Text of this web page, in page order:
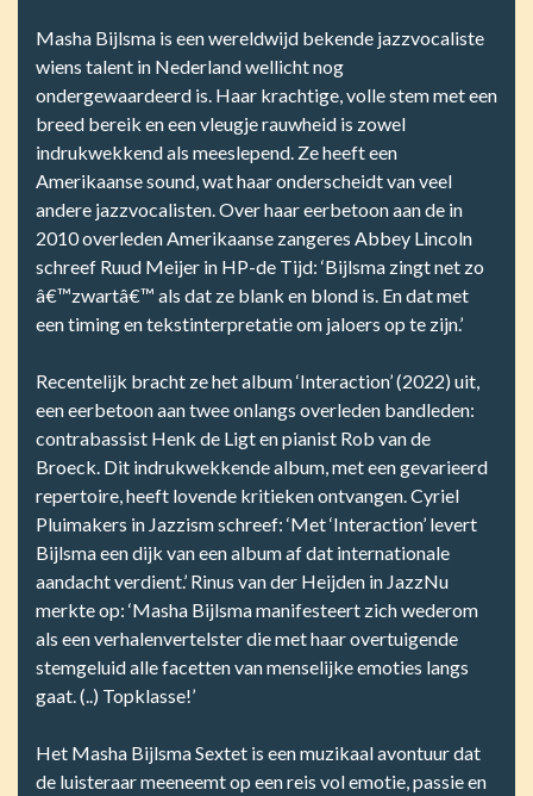
Masha Bijlsma is een wereldwijd bekende jazzvocaliste
wiens talent in Nederland wellicht nog
ondergewaardeerd is. Haar krachtige, volle stem met een
breed bereik en een vleugje rauwheid is zowel
indrukwekkend als meeslepend. Ze heeft een
Amerikaanse sound, wat haar onderscheidt van veel
andere jazzvocalisten. Over haar eerbetoon aan de in
2010 overleden Amerikaanse zangeres Abbey Lincoln
schreef Ruud Meijer in HP-de Tijd: ‘Bijlsma zingt net zo
â€™zwartâ€™ als dat ze blank en blond is. En dat met
een timing en tekstinterpretatie om jaloers op te zijn.’
Recentelijk bracht ze het album ‘Interaction’ (2022) uit,
een eerbetoon aan twee onlangs overleden bandleden:
contrabassist Henk de Ligt en pianist Rob van de
Broeck. Dit indrukwekkende album, met een gevarieerd
repertoire, heeft lovende kritieken ontvangen. Cyriel
Pluimakers in Jazzism schreef: ‘Met ‘Interaction’ levert
Bijlsma een dijk van een album af dat internationale
aandacht verdient.’ Rinus van der Heijden in JazzNu
merkte op: ‘Masha Bijlsma manifesteert zich wederom
als een verhalenvertelster die met haar overtuigende
stemgeluid alle facetten van menselijke emoties langs
gaat. (..) Topklasse!’
Het Masha Bijlsma Sextet is een muzikaal avontuur dat
de luisteraar meeneemt op een reis vol emotie, passie en